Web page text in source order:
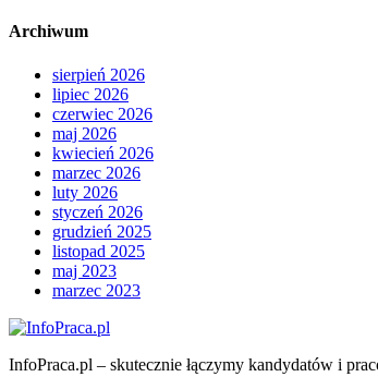
Archiwum
sierpień 2026
lipiec 2026
czerwiec 2026
maj 2026
kwiecień 2026
marzec 2026
luty 2026
styczeń 2026
grudzień 2025
listopad 2025
maj 2023
marzec 2023
InfoPraca.pl – skutecznie łączymy kandydatów i